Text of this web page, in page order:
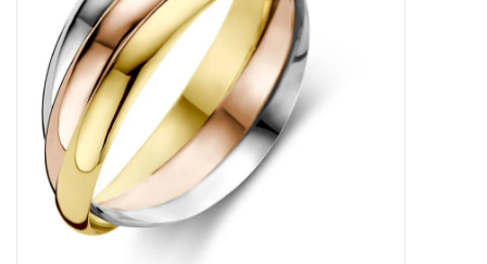
Cadeaukaarten